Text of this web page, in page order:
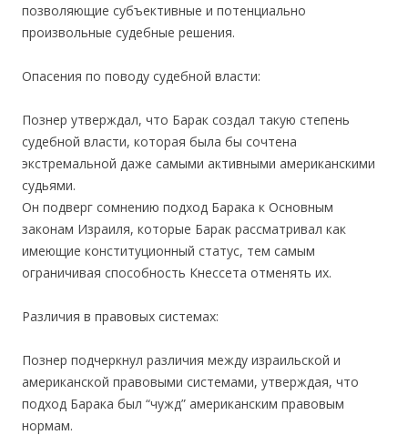
позволяющие субъективные и потенциально
произвольные судебные решения.
Опасения по поводу судебной власти:
Познер утверждал, что Барак создал такую степень
судебной власти, которая была бы сочтена
экстремальной даже самыми активными американскими
судьями.
Он подверг сомнению подход Барака к Основным
законам Израиля, которые Барак рассматривал как
имеющие конституционный статус, тем самым
ограничивая способность Кнессета отменять их.
Различия в правовых системах:
Познер подчеркнул различия между израильской и
американской правовыми системами, утверждая, что
подход Барака был “чужд” американским правовым
нормам.